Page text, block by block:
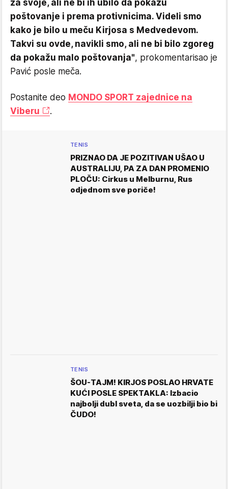
za svoje, ali ne bi ih ubilo da pokažu
poštovanje i prema protivnicima. Videli smo
kako je bilo u meču Kirjosa s Medvedevom.
Takvi su ovde, navikli smo, ali ne bi bilo zgoreg
da pokažu malo poštovanja", prokomentarisao je
Pavić posle meča.
Postanite deo MONDO SPORT zajednice na
Viberu
.
TENIS
PRIZNAO DA JE POZITIVAN UŠAO U
AUSTRALIJU, PA ZA DAN PROMENIO
PLOČU: Cirkus u Melburnu, Rus
odjednom sve poriče!
TENIS
ŠOU-TAJM! KIRJOS POSLAO HRVATE
KUĆI POSLE SPEKTAKLA: Izbacio
najbolji dubl sveta, da se uozbilji bio bi
ČUDO!